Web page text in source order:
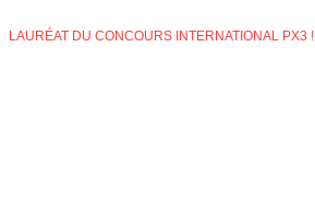
LAURÉAT DU CONCOURS INTERNATIONAL PX3 !